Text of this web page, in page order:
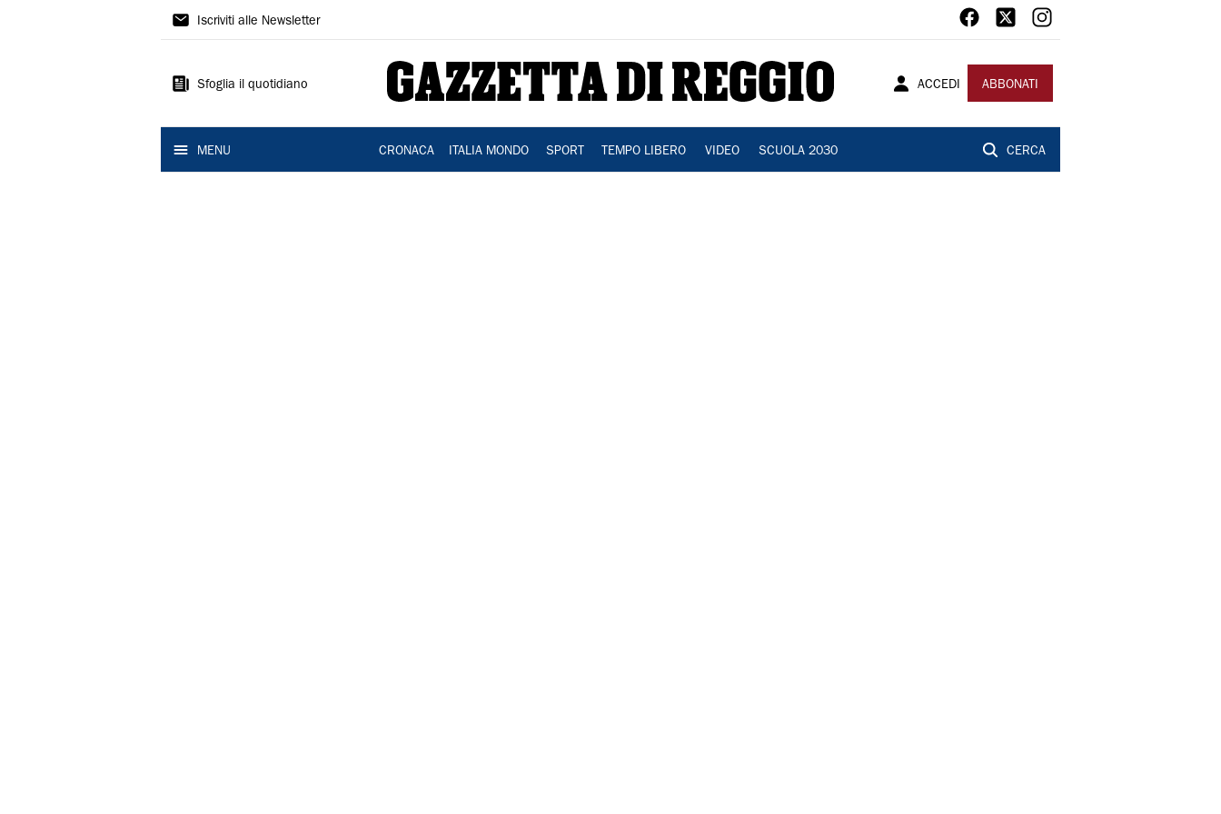
Gazzetta
Reggio
Iscriviti alle Newsletter
Sfoglia il quotidiano ACCEDI ABBONATI
MENU CRONACA ITALIA MONDO SPORT TEMPO LIBERO VIDEO SCUOLA 2030 CERCA